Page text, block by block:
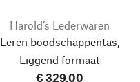
Harold’s Lederwaren
Leren boodschappentas,
Liggend formaat
€ 329,00